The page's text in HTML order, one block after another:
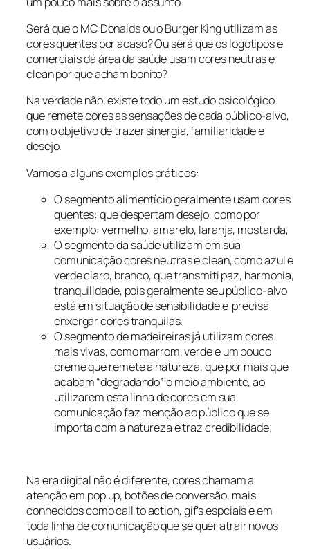
Será que o MC Donalds ou o Burger King utilizam as
cores quentes por acaso? Ou será que os logotipos e
comerciais dá área da saúde usam cores neutras e
clean por que acham bonito?
Na verdade não, existe todo um estudo psicológico
que remete cores as sensações de cada público-alvo,
com o objetivo de trazer sinergia, familiaridade e
desejo.
Vamos a alguns exemplos práticos:
O segmento alimentício geralmente usam cores
quentes: que despertam desejo, como por
exemplo: vermelho, amarelo, laranja, mostarda;
O segmento da saúde utilizam em sua
comunicação cores neutras e clean, como azul e
verde claro, branco, que transmiti paz, harmonia,
tranquilidade, pois geralmente seu público-alvo
está em situação de sensibilidade e precisa
enxergar cores tranquilas.
O segmento de madeireiras já utilizam cores
mais vivas, como marrom, verde e um pouco
creme que remete a natureza, que por mais que
acabam “degradando” o meio ambiente, ao
utilizarem esta linha de cores em sua
comunicação faz menção ao público que se
importa com a natureza e traz credibilidade;
Na era digital não é diferente, cores chamam a
atenção em pop up, botões de conversão, mais
conhecidos como call to action, gif’s espciais e em
toda linha de comunicação que se quer atrair novos
usuários.